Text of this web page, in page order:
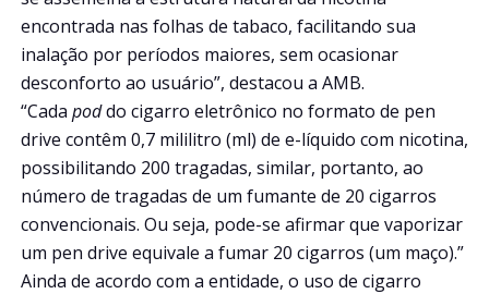
encontrada nas folhas de tabaco, facilitando sua
inalação por períodos maiores, sem ocasionar
desconforto ao usuário”, destacou a AMB.
“Cada poddo cigarro eletrônico no formato de pen
drive contêm 0,7 mililitro (ml) de e-líquido com nicotina,
possibilitando 200 tragadas, similar, portanto, ao
número de tragadas de um fumante de 20 cigarros
convencionais. Ou seja, pode-se afirmar que vaporizar
um pen drive equivale a fumar 20 cigarros (um maço).”
Ainda de acordo com a entidade, o uso de cigarro